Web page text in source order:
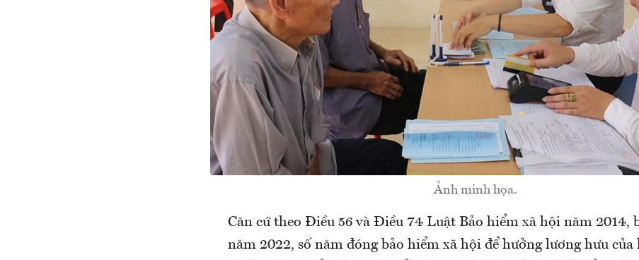
Ảnh minh họa.
Căn cứ theo Điều 56 và Điều 74 Luật Bảo hiểm xã hội năm 2014,
năm 2022, số năm đóng bảo hiểm xã hội để hưởng lương hưu của